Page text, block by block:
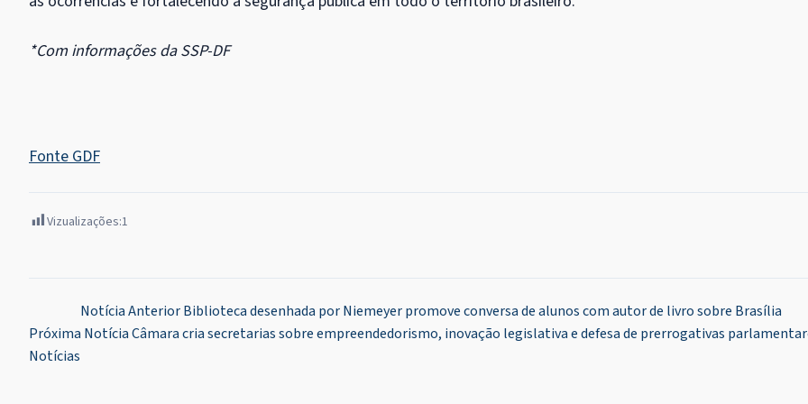
*Com informações da SSP-DF
Fonte GDF
Vizualizações:1
Navegação
de
Notícia AnteriorBiblioteca desenhada por Niemeyer promove conversa de alunos com autor de livro sobre Brasília
Próxima NotíciaCâmara cria secretarias sobre empreendedorismo, inovação legislativa e defesa de prerrogativas
Notícias